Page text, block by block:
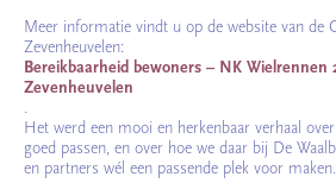
Meer informatie vindt u op de website van de
Zevenheuvelen:
Bereikbaarheid bewoners – NK
Zevenheuvelen
.
Het werd een mooi en herkenbaar verhaal
goed passen, en over hoe we daar bij De
en partners wél een passende plek voor maken.